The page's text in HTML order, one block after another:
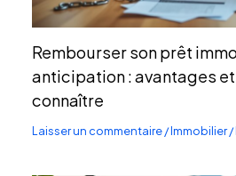
Rembourser son prêt
anticipation : avantages
connaître
Laisser un commentaire/Immobilier/